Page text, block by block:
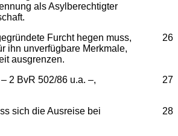
als Asylberechtigter
26
Furcht hegen muss,
ihn unverfügbare Merkmale,
ausgrenzen.
27
2 BvR 502/86 u.a. –,
28
sich die Ausreise bei